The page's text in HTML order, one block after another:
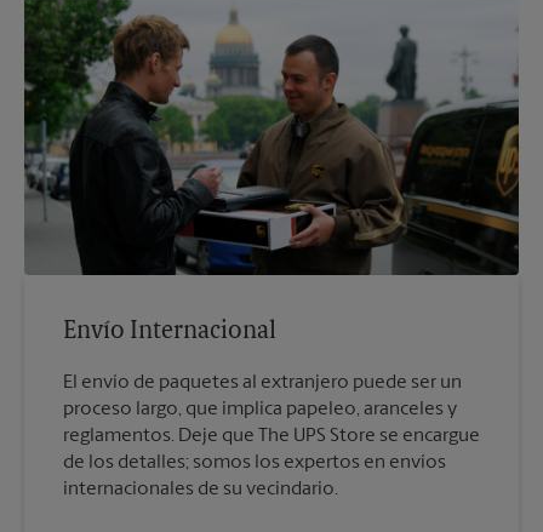
Envío Internacional
El envío de paquetes al extranjero puede ser un
proceso largo, que implica papeleo, aranceles y
reglamentos. Deje que The UPS Store se encargue
de los detalles; somos los expertos en envíos
internacionales de su vecindario.